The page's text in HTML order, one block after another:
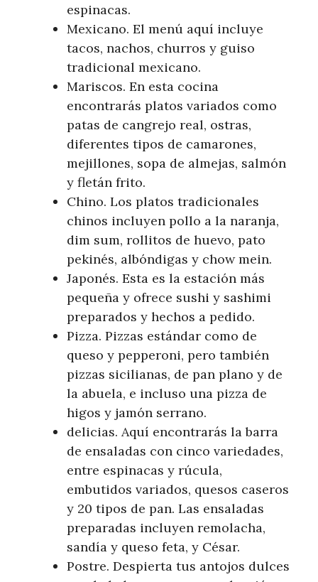
espinacas.
Mexicano. El menú aquí incluye
tacos, nachos, churros y guiso
tradicional mexicano.
Mariscos. En esta cocina
encontrarás platos variados como
patas de cangrejo real, ostras,
diferentes tipos de camarones,
mejillones, sopa de almejas, salmón
y fletán frito.
Chino. Los platos tradicionales
chinos incluyen pollo a la naranja,
dim sum, rollitos de huevo, pato
pekinés, albóndigas y chow mein.
Japonés. Esta es la estación más
pequeña y ofrece sushi y sashimi
preparados y hechos a pedido.
Pizza. Pizzas estándar como de
queso y pepperoni, pero también
pizzas sicilianas, de pan plano y de
la abuela, e incluso una pizza de
higos y jamón serrano.
delicias. Aquí encontrarás la barra
de ensaladas con cinco variedades,
entre espinacas y rúcula,
embutidos variados, quesos caseros
y 20 tipos de pan. Las ensaladas
preparadas incluyen remolacha,
sandía y queso feta, y César.
Postre. Despierta tus antojos dulces